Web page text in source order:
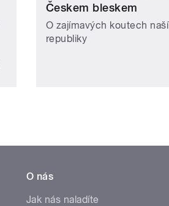
Českem bleskem
O zajímavých koutech naší
republiky
O nás
Jak nás naladíte